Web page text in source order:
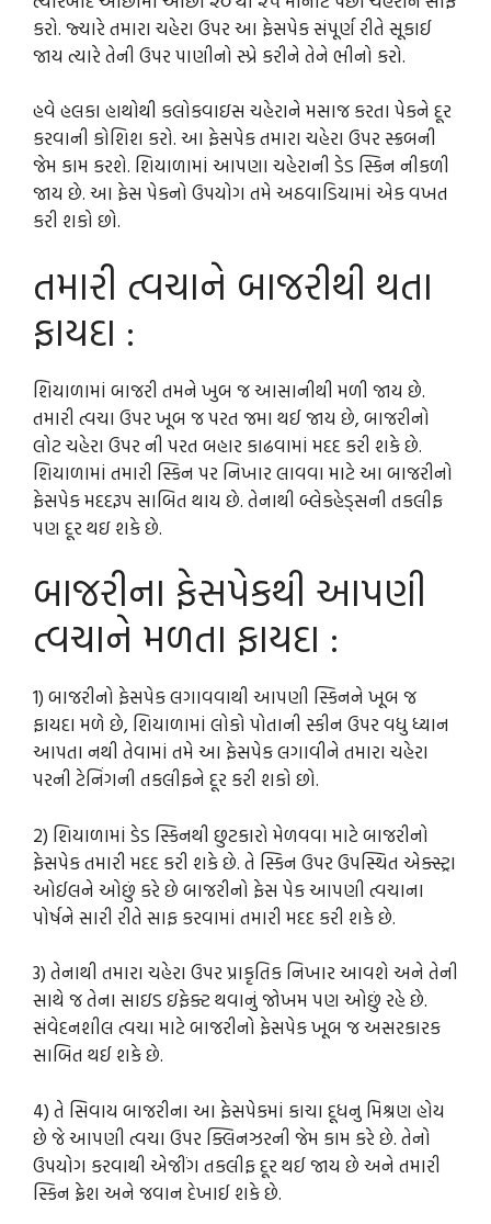
કરો. જ્યારે તમારા ચહેરા ઉપર આ ફેસપેક સંપૂર્ણ રીતે સૂકાઈ
જાય ત્યારે તેની ઉપર પાણીનો સ્પ્રે કરીને તેને ભીનો કરો.
હવે હલકા હાથોથી કલોકવાઇસ ચહેરાને મસાજ કરતા પેકને દૂર
કરવાની કોશિશ કરો. આ ફેસપેક તમારા ચહેરા ઉપર સ્ક્રબની
જેમ કામ કરશે. શિયાળામાં આપણા ચહેરાની ડેડ સ્કિન નીકળી
જાય છે. આ ફેસ પેકનો ઉપયોગ તમે અઠવાડિયામાં એક વખત
કરી શકો છો.
તમારી ત્વચાને બાજરીથી થતા
ફાયદા :
શિયાળામાં બાજરી તમને ખુબ જ આસાનીથી મળી જાય છે.
તમારી ત્વચા ઉપર ખૂબ જ પરત જમા થઈ જાય છે, બાજરીનો
લોટ ચહેરા ઉપર ની પરત બહાર કાઢવામાં મદદ કરી શકે છે.
શિયાળામાં તમારી સ્કિન પર નિખાર લાવવા માટે આ બાજરીનો
ફેસપેક મદદરૂપ સાબિત થાય છે. તેનાથી બ્લેકહેડ્સની તકલીફ
પણ દૂર થઇ શકે છે.
બાજરીના ફેસપેકથી આપણી
ત્વચાને મળતા ફાયદા :
1) બાજરીનો ફેસપેક લગાવવાથી આપણી સ્કિનને ખૂબ જ
ફાયદા મળે છે, શિયાળામાં લોકો પોતાની સ્કીન ઉપર વધુ ધ્યાન
આપતા નથી તેવામાં તમે આ ફેસપેક લગાવીને તમારા ચહેરા
પરની ટેનિંગની તકલીફને દૂર કરી શકો છો.
2) શિયાળામાં ડેડ સ્કિનથી છુટકારો મેળવવા માટે બાજરીનો
ફેસપેક તમારી મદદ કરી શકે છે. તે સ્કિન ઉપર ઉપસ્થિત એક્સ્ટ્રા
ઓઈલને ઓછું કરે છે બાજરીનો ફેસ પેક આપણી ત્વચાના
પોર્ષને સારી રીતે સાફ કરવામાં તમારી મદદ કરી શકે છે.
3) તેનાથી તમારા ચહેરા ઉપર પ્રાકૃતિક નિખાર આવશે અને તેની
સાથે જ તેના સાઇડ ઇફેક્ટ થવાનું જોખમ પણ ઓછું રહે છે.
સંવેદનશીલ ત્વચા માટે બાજરીનો ફેસપેક ખૂબ જ અસરકારક
સાબિત થઈ શકે છે.
4) તે સિવાય બાજરીના આ ફેસપેકમાં કાચા દૂધનુ મિશ્રણ હોય
છે જે આપણી ત્વચા ઉપર ક્લિનઝરની જેમ કામ કરે છે. તેનો
ઉપયોગ કરવાથી એજીંગ તકલીફ દૂર થઈ જાય છે અને તમારી
સ્કિન ફ્રેશ અને જવાન દેખાઈ શકે છે.